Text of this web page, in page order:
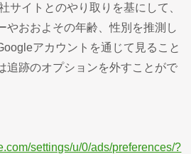
サイトとのやり取りを基にして、
やおおよその年齢、性別を推測し
アカウントを通じて見ること
追跡のオプションを外すことがで
settings/u/0/ads/preferences/?